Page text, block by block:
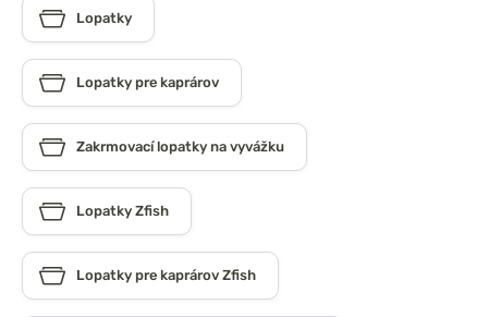
Lopatky
Lopatky pre kaprárov
Zakrmovací lopatky na vyvážku
Lopatky Zfish
Lopatky pre kaprárov Zfish